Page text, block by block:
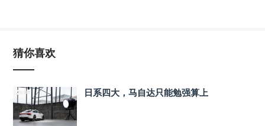
猜你喜欢
日系四大，马自达只能勉强算上